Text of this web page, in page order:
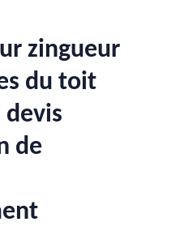
zingueur
du toit
de